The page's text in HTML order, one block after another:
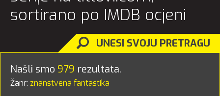
sortirano po IMDB ocjeni
UNESI SVOJU PRETRAGU
Našli smo 979 rezultata.
Žanr: znanstvena fantastika